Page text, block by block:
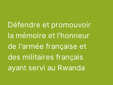
Défendre et promouvoir
la mémoire et l'honneur
de l'armée française et
des militaires français
ayant servi au Rwanda